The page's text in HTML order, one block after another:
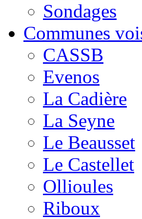
Sondages
Communes
CASSB
Evenos
La Cadière
La Seyne
Le Beausset
Le Castellet
Ollioules
Riboux